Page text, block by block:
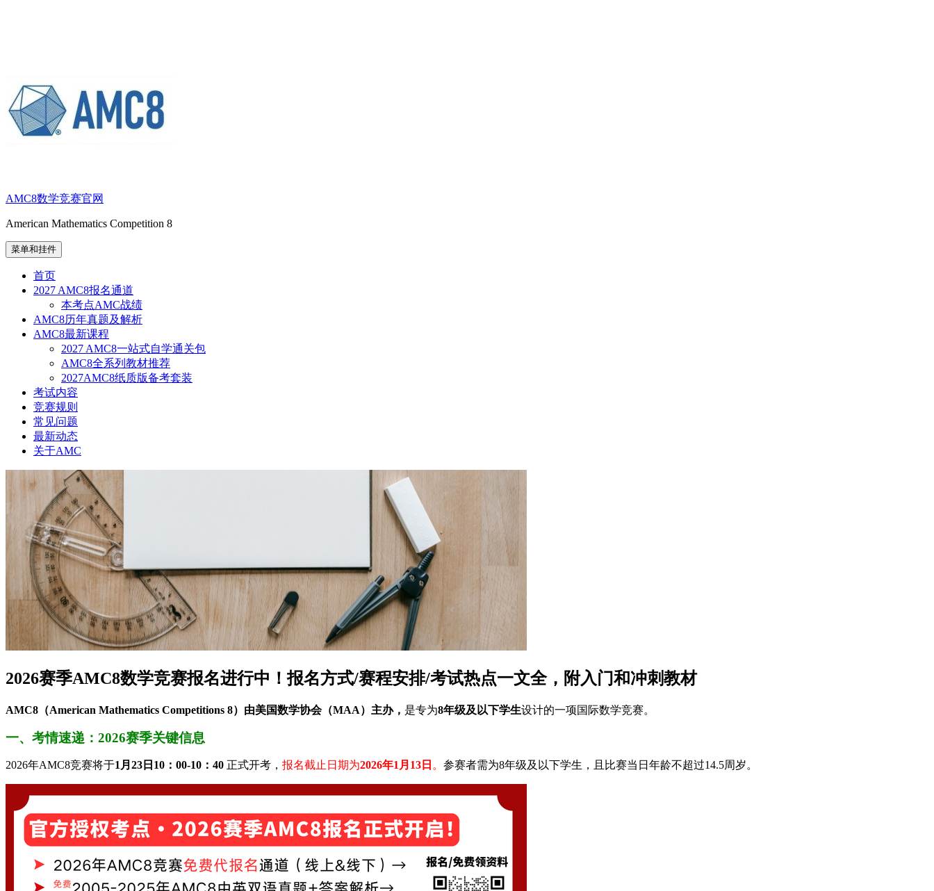
AMC8数学竞赛官网
American Mathematics Competition 8
菜单和挂件
首页
2027 AMC8报名通道
本考点AMC战绩
AMC8历年真题及解析
AMC8最新课程
2027 AMC8一站式自学通关包
AMC8全系列教材推荐
2027AMC8纸质版备考套装
考试内容
竞赛规则
常见问题
最新动态
关于AMC
2026赛季AMC8数学竞赛报名进行中！报名方式/赛程安排/考试热点一文全，附入门和冲刺教材
AMC8（American Mathematics Competitions 8）由美国数学协会（MAA）主办， 是专为8年级及以下学生设计的一项国际数学竞赛。
一、考情速递：2026赛季关键信息
2026年AMC8竞赛将于​​1月23日10：00-10：40​ ​ 正式开考， 报名截止日期为​​2026年1月13日​ ​。 参赛者需为8年级及以下学生，且比赛当日年龄不超过14.5周岁。